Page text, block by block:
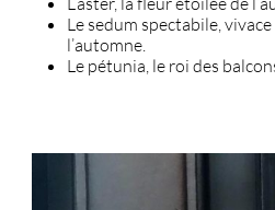
Le sedum spectabile,
l’automne.
Le pétunia, le roi des